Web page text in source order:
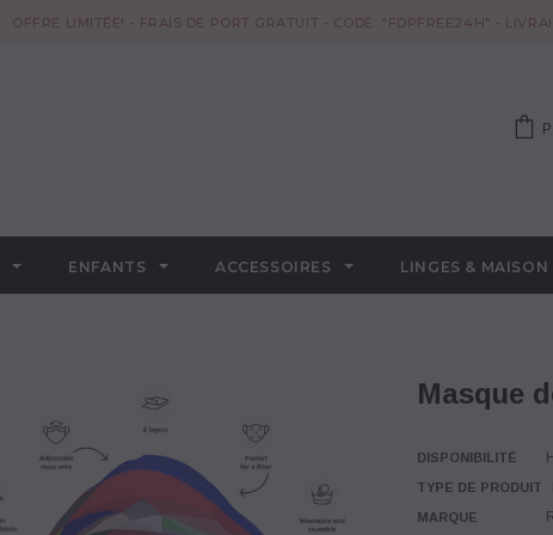
OFFRE LIMITÉE! - FRAIS DE PORT GRATUIT - CODE: "FDPFREE24H" -
ENFANTS ACCESSOIRES LINGES & MAISON
Masque
DISPONIBILITÉ
TYPE DE PRODUIT
MARQUE